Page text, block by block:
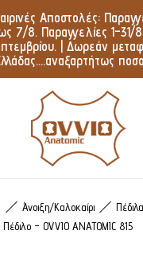
Αποστολές:
7/8. Παραγγελίες 1–31/
| Δωρεάν
Άνοιξη/Καλοκαίρι Πέδιλα
– OVVIO ANATOMIC 815